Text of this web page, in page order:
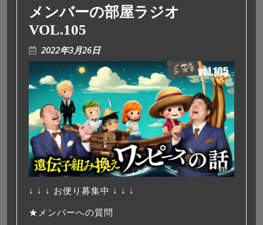
メンバーの部屋ラジオ
VOL.105
2022年3月26日
↓ ↓ ↓ お便り募集中 ↓ ↓ ↓
★メンバーへの質問